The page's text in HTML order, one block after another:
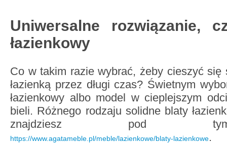
Uniwersalne rozwiązanie,
łazienkowy
Co w takim razie wybrać, żeby cieszyć się
łazienką przez długi czas? Świetnym
łazienkowy albo model w cieplejszym
bieli. Różnego rodzaju solidne blaty
znajdziesz pod
https://www.agatameble.pl/meble/lazienkowe/blaty-lazienkowe.